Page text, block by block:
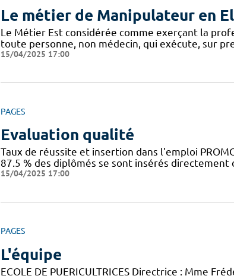
Le métier de Manipulateur en
Le Métier Est considérée comme exerçant la
toute personne, non médecin, qui exécute, sur
15/04/2025 17:00
PAGES
Evaluation qualité
Taux de réussite et insertion dans l'emploi
87.5 % des diplômés se sont insérés
15/04/2025 17:00
PAGES
L'équipe
ECOLE DE PUERICULTRICES Directrice : Mme